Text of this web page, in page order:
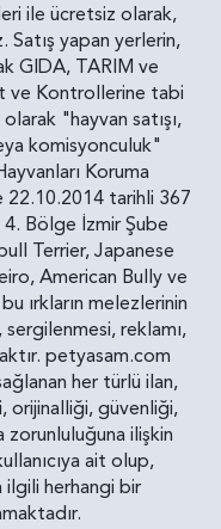
ile ücretsiz olarak,
Satış yapan yerlerin,
GIDA, TARIM ve
ve Kontrollerine tabi
"hayvan satışı,
komisyonculuk"
Koruma
22.10.2014 tarihli 367
4. Bölge İzmir Şube
Terrier, Japanese
American Bully ve
ırkların melezlerinin
reklamı,
petyasam.com
her türlü ilan,
orijinalliği, güvenliği,
ilişkin
ait olup,
herhangi bir